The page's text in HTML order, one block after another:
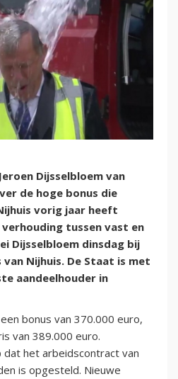
Dijsselbloem van
de hoge bonus die
vorig jaar heeft
tussen vast en
Dijsselbloem dinsdag bij
van Nijhuis. De Staat is met
aandeelhouder in
bonus van 370.000 euro,
van 389.000 euro.
het arbeidscontract van
is opgesteld. Nieuwe